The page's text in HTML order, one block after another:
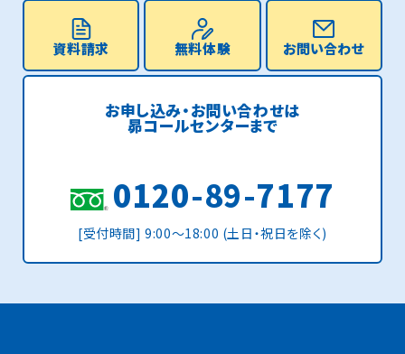
資料請求 無料体験 お問い合わせ
お申し込み・お問い合わせは
昴コールセンターまで
0120-89-7177
[受付時間] 9:00〜18:00 (土日・祝日を除く)